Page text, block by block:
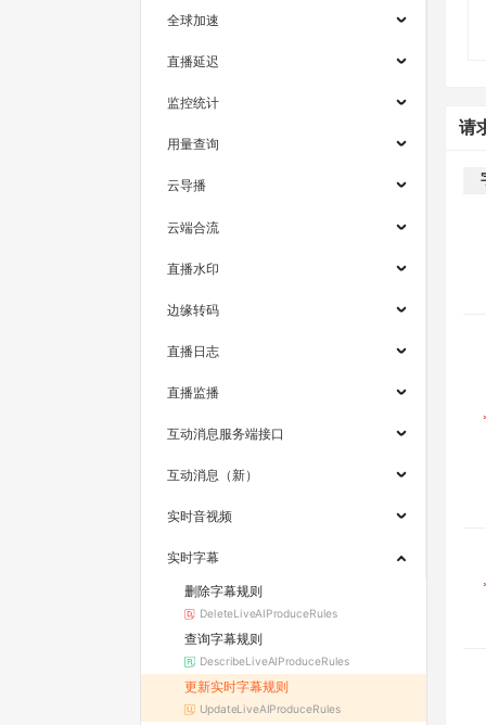
全球加速
直播延迟
监控统计
用量查询
云导播
云端合流
直播水印
边缘转码
直播日志
直播监播
互动消息服务端接口
互动消息（新）
实时音视频
实时字幕
删除字幕规则
DeleteLiveAIProduceRules
查询字幕规则
DescribeLiveAIProduceRules
更新实时字幕规则
UpdateLiveAIProduceRules
请